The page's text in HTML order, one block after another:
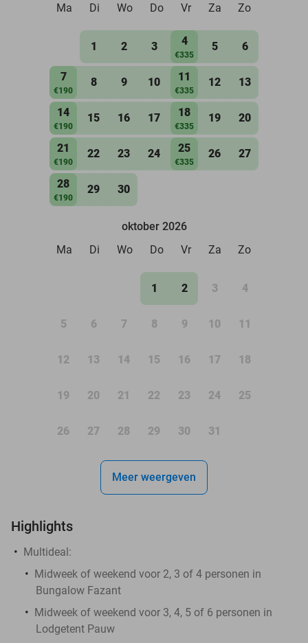
Ma
Di Wo Do Vr Za Zo
1 2 3 4
€335
5 6
7
€190
8 9 10 11
€335
12 13
14
€190
15 16 17 18
€335
19 20
21
€190
22 23 24 25
€335
26 27
28
€190
29 30
oktober 2026
Ma
Di Wo Do Vr Za Zo
1 2 3 4
5 6 7 8 9 10 11
12 13 14 15 16 17 18
19 20 21 22 23 24 25
26 27 28 29 30 31
Meer weergeven
Highlights
Multideal:
Midweek of weekend voor 2, 3 of 4 personen in
Bungalow Fazant
Midweek of weekend voor 3, 4, 5 of 6 personen in
Lodgetent Pauw